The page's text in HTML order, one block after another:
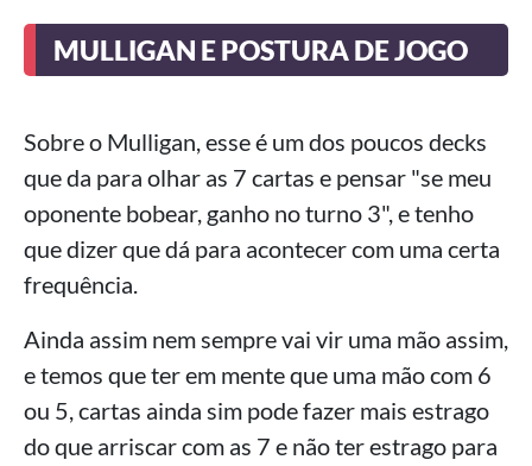
MULLIGAN E POSTURA DE JOGO
Sobre o Mulligan, esse é um dos poucos decks
que da para olhar as 7 cartas e pensar "se meu
oponente bobear, ganho no turno 3", e tenho
que dizer que dá para acontecer com uma certa
frequência.
Ainda assim nem sempre vai vir uma mão assim,
e temos que ter em mente que uma mão com 6
ou 5, cartas ainda sim pode fazer mais estrago
do que arriscar com as 7 e não ter estrago para